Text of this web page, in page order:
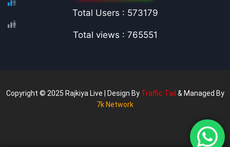
Total Users : 573179
Total views : 765551
Copyright © 2025 Rajkiya Live | Design By Traffic Tail & Managed By
7k Network